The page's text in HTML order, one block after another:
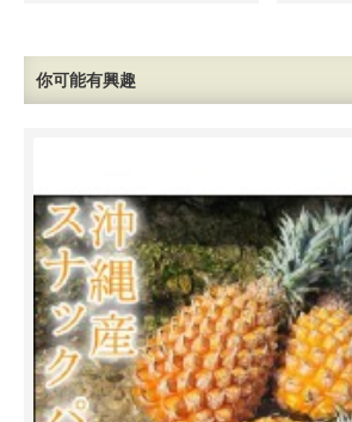
你可能有興趣